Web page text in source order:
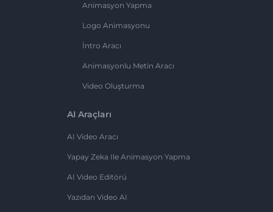
Animasyon Yapma
Logo Animasyonu
İntro Aracı
Animasyonlu Metin Aracı
Video Oluşturma
AI Araçları
AI Video Aracı
Yapay Zeka Ile Animasyon Yapma
AI Video Editörü
Yazıdan Video AI